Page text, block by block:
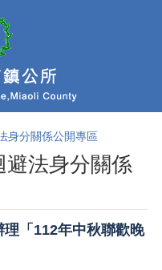
身分關係公開專區
法身分關係
「112年中秋聯歡晚